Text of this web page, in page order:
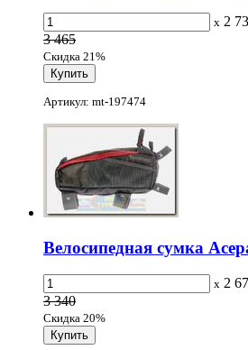
x 2
3 465
Скидка 21%
Артикул: mt-197474
Велосипедная сумка
x 2
3 340
Скидка 20%